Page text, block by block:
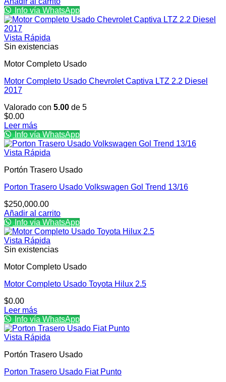
Info vía WhatsApp
Vista Rápida
Sin existencias
Motor Completo Usado
Motor Completo Usado Chevrolet Captiva LTZ 2.2 Diesel
2017
Valorado con 5.00 de 5
$0.00
Leer más
Info vía WhatsApp
Vista Rápida
Portón Trasero Usado
Porton Trasero Usado Volkswagen Gol Trend 13/16
$250,000.00
Añadir al carrito
Info vía WhatsApp
Vista Rápida
Sin existencias
Motor Completo Usado
Motor Completo Usado Toyota Hilux 2.5
$0.00
Leer más
Info vía WhatsApp
Vista Rápida
Portón Trasero Usado
Porton Trasero Usado Fiat Punto